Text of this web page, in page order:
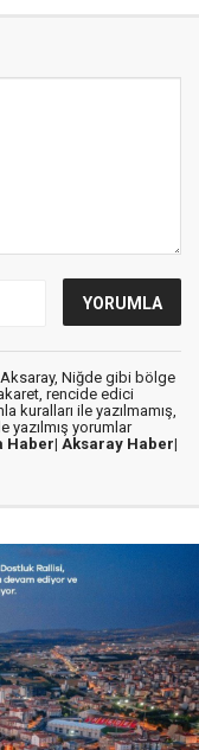
Niğde gibi bölge
rencide edici
kuralları ile yazılmamış,
yazılmış yorumlar
Haber| Aksaray Haber|